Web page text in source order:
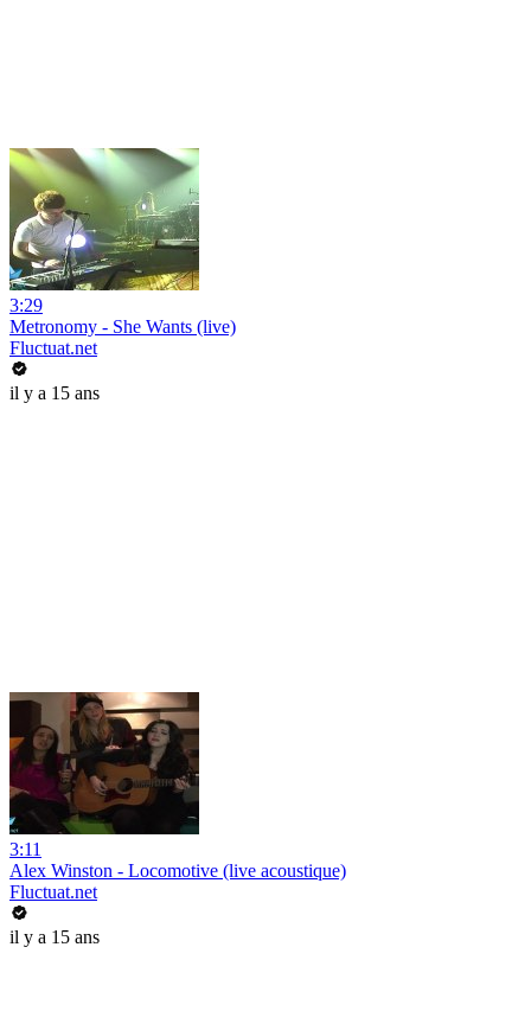
3:29
Metronomy - She Wants (live)
Fluctuat.net
il y a 15 ans
3:11
Alex Winston - Locomotive (live acoustique)
Fluctuat.net
il y a 15 ans